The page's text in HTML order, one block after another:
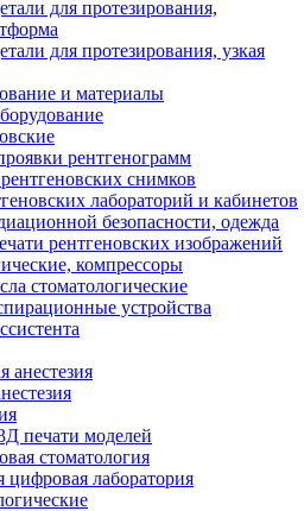
для протезирования,
для протезирования, узкая
и материалы
рентгенограмм
снимков
лабораторий и кабинетов
безопасности, одежда
рентгеновских изображений
компрессоры
стоматологические
устройства
анестезия
печати моделей
стоматология
цифровая лаборатория